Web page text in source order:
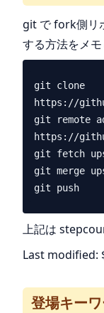
git で fork側リ
する方法をメモ
git clone
https://
git remote
https://
git fetch
git merge
上記は
Last modified:
登場キー